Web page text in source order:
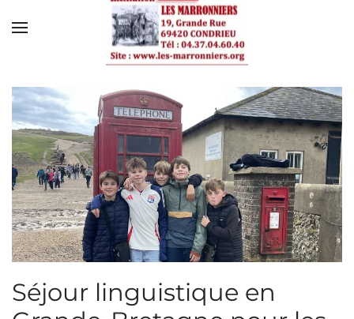
Skip to main content
Séjour linguistique en